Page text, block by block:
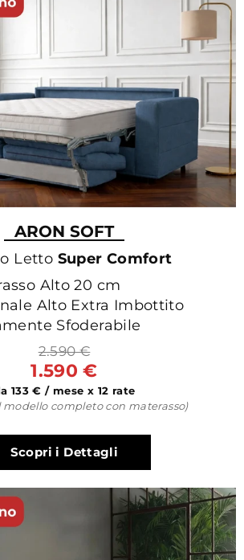
ARON SOFT
Letto Super Comfort
Alto 20 cm
Alto Extra Imbottito
Sfoderabile
2.590 €
1.590 €
133 € / mese x 12 rate
modello completo con materasso)
Scopri i Dettagli